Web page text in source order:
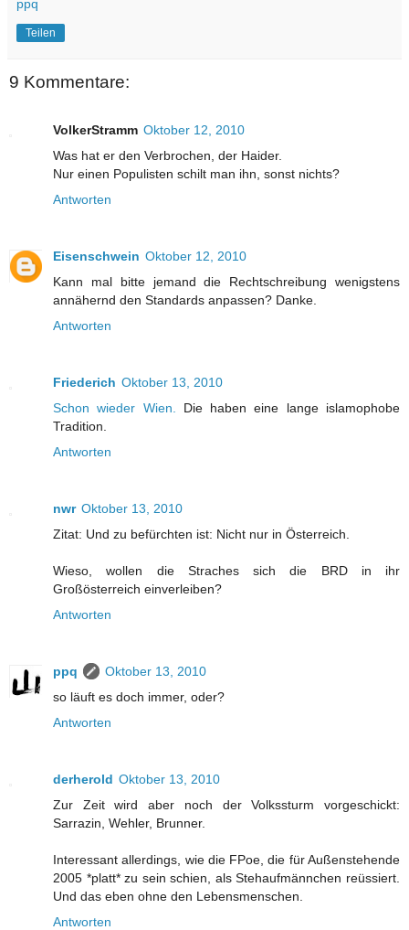
ppq
Teilen
9 Kommentare:
VolkerStramm Oktober 12, 2010
Was hat er den Verbrochen, der Haider.
Nur einen Populisten schilt man ihn, sonst nichts?
Antworten
Eisenschwein Oktober 12, 2010
Kann mal bitte jemand die Rechtschreibung wenigstens
annähernd den Standards anpassen? Danke.
Antworten
Friederich Oktober 13, 2010
Schon wieder Wien.
Die haben eine lange islamophobe
Tradition.
Antworten
nwr Oktober 13, 2010
Zitat: Und zu befürchten ist: Nicht nur in Österreich.
Wieso, wollen die Straches sich die BRD in ihr
Großösterreich einverleiben?
Antworten
ppq
Oktober 13, 2010
so läuft es doch immer, oder?
Antworten
derherold Oktober 13, 2010
Zur Zeit wird aber noch der Volkssturm vorgeschickt:
Sarrazin, Wehler, Brunner.
Interessant allerdings, wie die FPoe, die für Außenstehende
2005 *platt* zu sein schien, als Stehaufmännchen reüssiert.
Und das eben ohne den Lebensmenschen.
Antworten